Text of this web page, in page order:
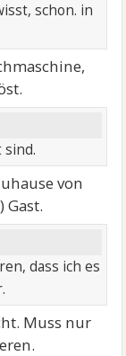
schon. in
sind.
von
Gast.
dass ich es
Muss nur